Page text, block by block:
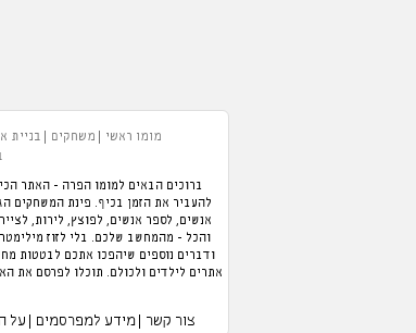
מומו ראשי משחקים בניית
ברוכים הבאים למומו הפרה - האתר
אנשים, לספר אנשים, לפוצץ, לירות,
והכל - מהמחשב שלכם. בלי לזוז
ודברים נוספים שיהפכו אתכם לבטטות
אתרים לילדים ולכולם. תוכלו לפרסם את
צור קשר מידע למפרסמים על